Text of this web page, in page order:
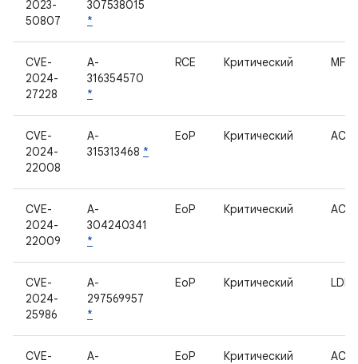
2023-
50807
307538015
*
CVE-
2024-
27228
A-
316354570
*
RCE Критический MFC
CVE-
2024-
22008
A-
315313468 *
EoP Критический
CVE-
2024-
22009
A-
304240341
*
EoP Критический
CVE-
2024-
25986
A-
297569957
*
EoP Критический
CVE-
A-
EoP Критический